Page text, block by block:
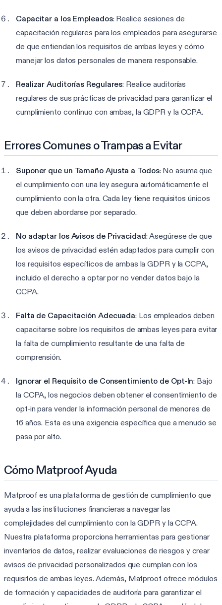
Capacitar a los Empleados: Realice sesiones de
capacitación regulares para los empleados para asegurarse
de que entiendan los requisitos de ambas leyes y cómo
manejar los datos personales de manera responsable.
Realizar Auditorías Regulares: Realice auditorías
regulares de sus prácticas de privacidad para garantizar el
cumplimiento continuo con ambas, la GDPR y la CCPA.
Errores Comunes o Trampas a Evitar
Suponer que un Tamaño Ajusta a Todos: No asuma que
el cumplimiento con una ley asegura automáticamente el
cumplimiento con la otra. Cada ley tiene requisitos únicos
que deben abordarse por separado.
No adaptar los Avisos de Privacidad: Asegúrese de que
los avisos de privacidad estén adaptados para cumplir con
los requisitos específicos de ambas la GDPR y la CCPA,
incluido el derecho a optar por no vender datos bajo la
CCPA.
Falta de Capacitación Adecuada: Los empleados deben
capacitarse sobre los requisitos de ambas leyes para evitar
la falta de cumplimiento resultante de una falta de
comprensión.
Ignorar el Requisito de Consentimiento de Opt-In: Bajo
la CCPA, los negocios deben obtener el consentimiento de
opt-in para vender la información personal de menores de
16 años. Esta es una exigencia específica que a menudo se
pasa por alto.
Cómo Matproof Ayuda
Matproof es una plataforma de gestión de cumplimiento que
ayuda a las instituciones financieras a navegar las
complejidades del cumplimiento con la GDPR y la CCPA.
Nuestra plataforma proporciona herramientas para gestionar
inventarios de datos, realizar evaluaciones de riesgos y crear
avisos de privacidad personalizados que cumplan con los
requisitos de ambas leyes. Además, Matproof ofrece módulos
de formación y capacidades de auditoría para garantizar el